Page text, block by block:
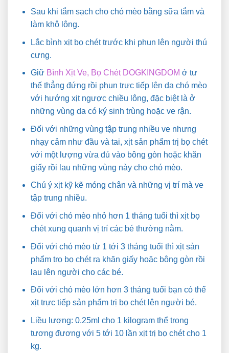
Sau khi tắm sạch cho chó mèo bằng sữa tắm và
làm khô lông.
Lắc bình xịt bọ chét trước khi phun lên người thú
cưng.
Giữ Bình Xịt Ve, Bọ Chét DOGKINGDOM ở tư
thế thẳng đứng rồi phun trực tiếp lên da chó mèo
với hướng xịt ngược chiều lông, đặc biệt là ở
những vùng da có ký sinh trùng hoặc ve rận.
Đối với những vùng tập trung nhiều ve nhưng
nhạy cảm như đầu và tai, xịt sản phẩm trị bọ chét
với một lượng vừa đủ vào bông gòn hoặc khăn
giấy rồi lau những vùng này cho chó mèo.
Chú ý xịt kỹ kẽ móng chân và những vị trí mà ve
tập trung nhiều.
Đối với chó mèo nhỏ hơn 1 tháng tuổi thì xịt bọ
chét xung quanh vị trí các bé thường nằm.
Đối với chó mèo từ 1 tới 3 tháng tuổi thì xịt sản
phẩm trọ bọ chét ra khăn giấy hoặc bông gòn rồi
lau lên người cho các bé.
Đối với chó mèo lớn hơn 3 tháng tuổi bạn có thể
xịt trực tiếp sản phẩm trị bọ chét lên người bé.
Liều lượng: 0.25ml cho 1 kilogram thể trọng
tương đương với 5 tới 10 lần xịt trị bọ chét cho 1
kg.